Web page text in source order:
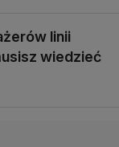
linii
wiedzieć